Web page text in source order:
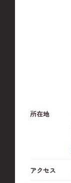
所在地
アクセス